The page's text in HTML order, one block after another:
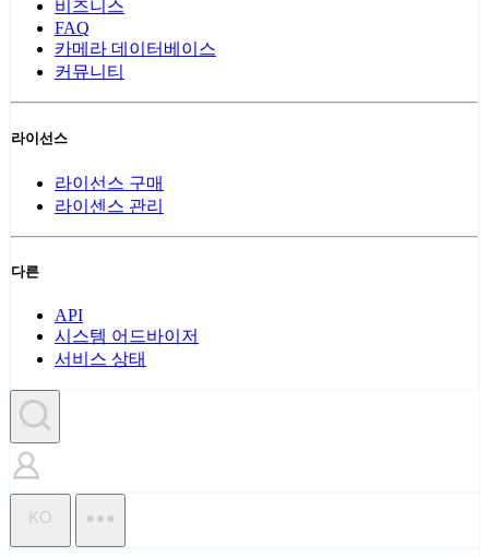
비즈니스
FAQ
카메라 데이터베이스
커뮤니티
라이선스
라이선스 구매
라이센스 관리
다른
API
시스템 어드바이저
서비스 상태
KO